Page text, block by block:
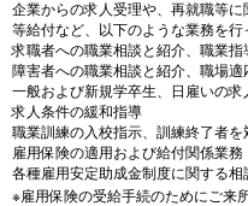
企業からの求人受理や、再就職等
等給付など、以下のような業務を行
求職者への職業相談と紹介、職業指
障害者への職業相談と紹介、職場適
一般および新規学卒生、日雇いの
求人条件の緩和指導
職業訓練の入校指示、訓練終了者
雇用保険の適用および給付関係業務
各種雇用安定助成金制度に関する相
※雇用保険の受給手続のためにご来